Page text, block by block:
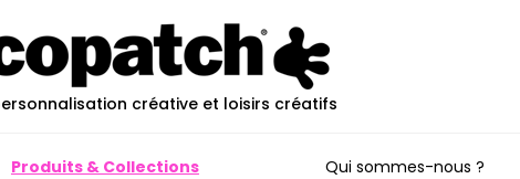
créative et loisirs créatifs
Produits & Collections Qui sommes-nous ?